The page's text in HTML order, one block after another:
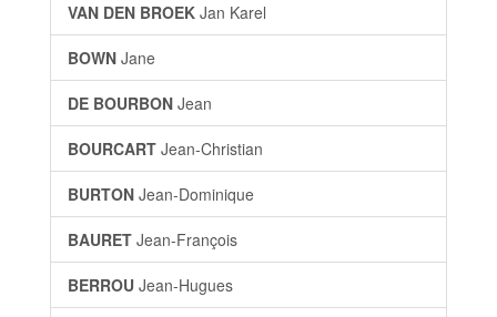
VAN DEN BROEK Jan Karel
BOWN Jane
DE BOURBON Jean
BOURCART Jean-Christian
BURTON Jean-Dominique
BAURET Jean-François
BERROU Jean-Hugues